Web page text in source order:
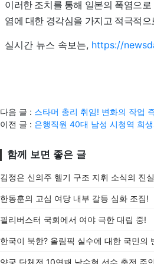
이러한 조치를 통해 일본의 폭염으
염에 대한 경각심을 가지고 적극적
실시간 뉴스 속보는, https://
다음 글 : 스타머 총리 취임! 변화의 작업
이전 글 : 은행직원 40대 남성 시청역 희
함께 보면 좋은 글
김정은 신의주 헬기 구조 지휘 소식의 진
한동훈의 고심 여당 내부 갈등 심화 조짐!
필리버스터 국회에서 여야 극한 대립 중!
한국이 북한? 올림픽 실수에 대한 국민의
양궁 단체전 10연패 남수현 선수 축전 주